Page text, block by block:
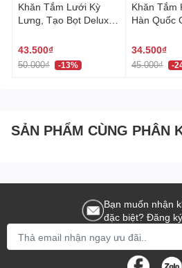
Túi có nẹp zip có thể tái sử dụng
kiệm chi phí và bảo vệ môi
thịt, cá và đồ ăn sẵn có.
bạn mang thực phẩm đi xa mà
Chất liệu cao cấp và an toàn
Túi đựng thực phẩm Myungjin
HDPE (High-Density
sức khỏe người tiêu dùng.
Khăn Tắm Lưới Kỳ
Lưng, Tạo Bọt Deluxe
올
43.500₫
50.000₫ -13%
Khăn Tắm
Hàn Quốc
34.500₫
45.000₫ -
SẢN PHẨM CÙNG PHÂN
Bạn muốn nhận
đặc biệt? Đăng